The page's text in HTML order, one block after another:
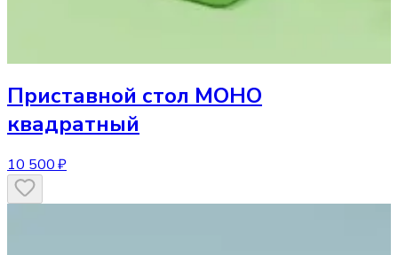
Приставной стол МОНО
квадратный
10 500 ₽